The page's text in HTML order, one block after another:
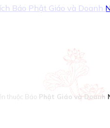
Báo Phật Giáo và Doanh
thuộc Báo Phật Giáo và Doanh